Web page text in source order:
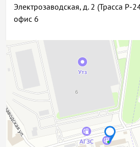
Электрозаводская, д. 2 (Трасса Р-
офис 6